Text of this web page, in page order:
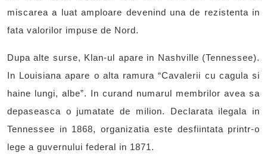
miscarea a luat amploare devenind una de rezistenta in
fata valorilor impuse de Nord.
Dupa alte surse, Klan-ul apare in Nashville (Tennessee).
In Louisiana apare o alta ramura “Cavalerii cu cagula si
haine lungi, albe”. In curand numarul membrilor avea sa
depaseasca o jumatate de milion. Declarata ilegala in
Tennessee in 1868, organizatia este desfiintata printr-o
lege a guvernului federal in 1871.